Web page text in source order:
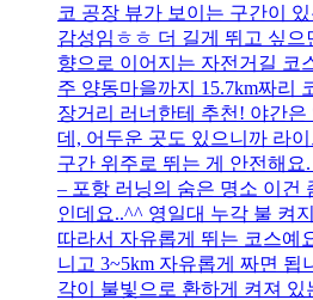
코 공장 뷰가 보이는 구간이
감성임ㅎㅎ 더 길게 뛰고 싶
향으로 이어지는 자전거길 코
주 양동마을까지 15.7km짜리
장거리 러너한테 추천! 야간
데, 어두운 곳도 있으니까 라
구간 위주로 뛰는 게 안전해
– 포항 러닝의 숨은 명소 이건
인데요..^^ 영일대 누각 불 켜
따라서 자유롭게 뛰는 코스예
니고 3~5km 자유롭게 짜면 됩
각이 불빛으로 환하게 켜져